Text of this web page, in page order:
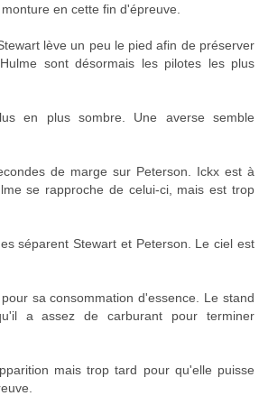
en cette fin d'épreuve.
lève un peu le pied afin de préserver
sont désormais les pilotes les plus
en plus sombre. Une averse semble
de marge sur Peterson. Ickx est à
se rapproche de celui-ci, mais est trop
séparent Stewart et Peterson. Le ciel est
sa consommation d'essence. Le stand
a assez de carburant pour terminer
mais trop tard pour qu'elle puisse